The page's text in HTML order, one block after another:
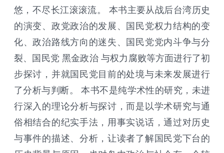
悠，不尽长江滚滚流。 本书主要从战后台湾历史
的演变、政党政治的发展、国民党权力结构的变
化、政治路线方向的迷失、国民党党内斗争与分
裂、国民党 黑金政治 与权力腐败等方面进行了初
步探讨，并就国民党目前的处境与未来发展进行
了分析与判断。 本书不是纯学术性的研究，未进
行深入的理论分析与探讨，而是以学术研究与通
俗相结合的纪实手法，用事实说话，通过对历史
与事件的描述、分析，让读者了解国民党下台的